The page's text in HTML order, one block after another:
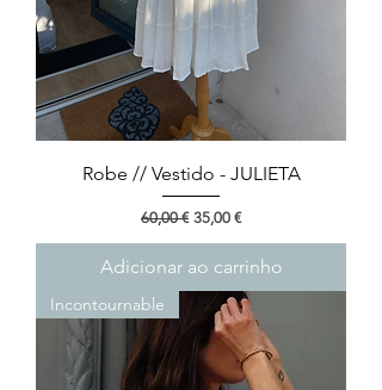
Robe // Vestido - JULIETA
Preço normal
60,00 € Preço promocional
35,00 €
Adicionar ao carrinho
Incontournable